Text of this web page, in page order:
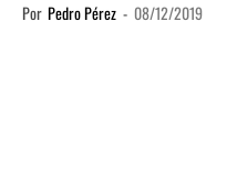
Por Pedro Pérez - 08/12/2019